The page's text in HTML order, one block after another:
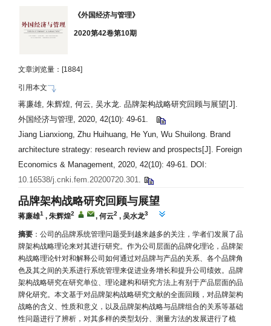
《外国经济与管理》
2020第42卷第10期
文章浏览量：[1884]
引用本文
蒋廉雄, 朱辉煌, 何云, 吴水龙. 品牌架构战略研究回顾与展望[J].
外国经济与管理, 2020, 42(10): 49-61.
Jiang Lianxiong, Zhu Huihuang, He Yun, Wu Shuilong. Brand
architecture strategy: research review and prospects[J]. Foreign
Economics & Management, 2020, 42(10): 49-61. DOI:
10.16538/j.cnki.fem.20200720.301.
品牌架构战略研究回顾与展望
蒋廉雄1 ,朱辉煌2 ,何云2 ,吴水龙3
摘要 ：公司的品牌系统管理问题受到越来越多的关注，学者们发展了品
牌架构战略理论来对其进行研究。作为公司层面的品牌化理论，品牌架
构战略理论针对和解释公司如何通过对品牌与产品的关系、各个品牌角
色及其之间的关系进行系统管理来促进业务增长和提升公司绩效。品牌
架构战略研究在研究单位、理论建构和研究方法上有别于产品层面的品
牌化研究。本文基于对品牌架构战略研究文献的全面回顾，对品牌架构
战略的含义、性质和意义，以及品牌架构战略与品牌组合的关系等基础
性问题进行了辨析，对其多样的类型划分、测量方法的发展进行了梳